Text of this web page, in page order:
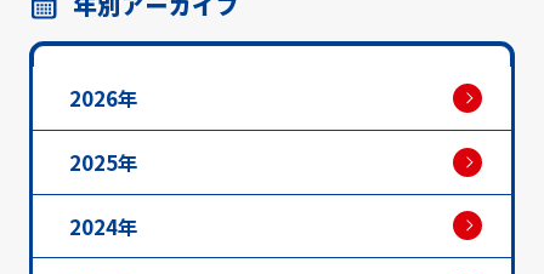
2026年
2025年
2024年